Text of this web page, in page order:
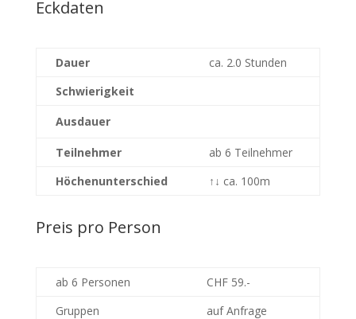
Eckdaten
Dauer
ca. 2.0 Stunden
Schwierigkeit
Ausdauer
Teilnehmer
ab 6 Teilnehmer
Höchenunterschied
↑↓ ca. 100m
Preis pro Person
ab 6 Personen
CHF 59.-
Gruppen
auf Anfrage